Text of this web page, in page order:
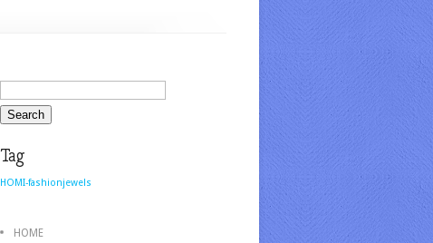
Tag
HOMI-fashionjewels
HOME